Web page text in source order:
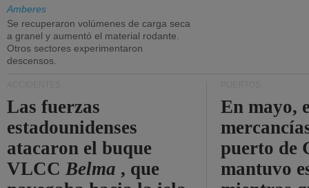
Amberes
Se recuperaron volúmenes de carga seca
a granel y aumentó el material rodante.
Otros sectores experimentaron
descensos.
Las fuerzas
estadounidenses
atacaron el buque
VLCCBelma , que
En mayo,
puerto de
mantuvo